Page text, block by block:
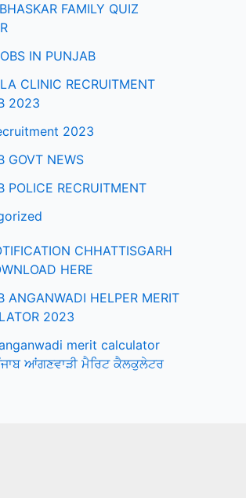
FAMILY QUIZ
IN PUNJAB
CLINIC RECRUITMENT
2023
2023
GOVT NEWS
POLICE RECRUITMENT
CHHATTISGARH
HERE
ANGANWADI HELPER MERIT
2023
merit calculator
ਆਂਗਣਵਾੜੀ ਮੈਰਿਟ ਕੈਲਕੁਲੇਟਰ